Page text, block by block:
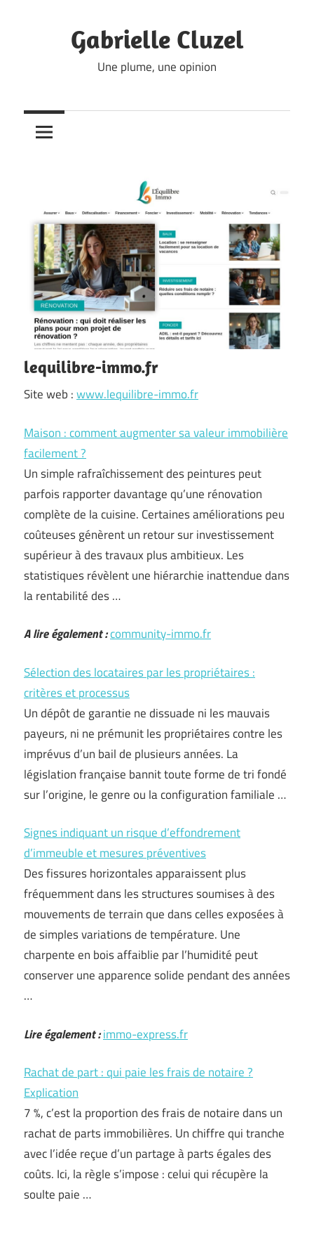
Gabrielle Cluzel
Une plume, une opinion
lequilibre-immo.fr
Site web :www.lequilibre-immo.fr
Maison : comment augmenter sa valeur immobilière
facilement ?
Un simple rafraîchissement des peintures peut
parfois rapporter davantage qu’une rénovation
complète de la cuisine. Certaines améliorations peu
coûteuses génèrent un retour sur investissement
supérieur à des travaux plus ambitieux. Les
statistiques révèlent une hiérarchie inattendue dans
la rentabilité des …
A lire également :community-immo.fr
Sélection des locataires par les propriétaires :
critères et processus
Un dépôt de garantie ne dissuade ni les mauvais
payeurs, ni ne prémunit les propriétaires contre les
imprévus d’un bail de plusieurs années. La
législation française bannit toute forme de tri fondé
sur l’origine, le genre ou la configuration familiale …
Signes indiquant un risque d’effondrement
d’immeuble et mesures préventives
Des fissures horizontales apparaissent plus
fréquemment dans les structures soumises à des
mouvements de terrain que dans celles exposées à
de simples variations de température. Une
charpente en bois affaiblie par l’humidité peut
conserver une apparence solide pendant des années
…
Lire également :immo-express.fr
Rachat de part : qui paie les frais de notaire ?
Explication
7 %, c’est la proportion des frais de notaire dans un
rachat de parts immobilières. Un chiffre qui tranche
avec l’idée reçue d’un partage à parts égales des
coûts. Ici, la règle s’impose : celui qui récupère la
soulte paie …